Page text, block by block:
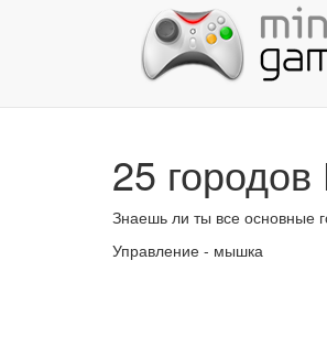
25
Знаешь ли ты все основные
Управление - мышка